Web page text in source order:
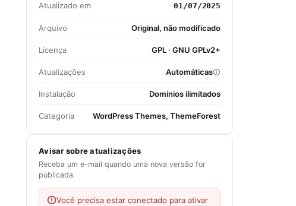
Atualizado em 01/07/2025
Arquivo Original, não modificado
Licença GPL · GNU GPLv2+
Atualizações Automáticas
Instalação Domínios ilimitados
Categoria WordPress Themes, ThemeForest
Avisar sobre atualizações
Receba um e-mail quando uma nova versão for
publicada.
Você precisa estar conectado para ativar